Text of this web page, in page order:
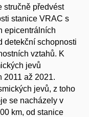
stručně předvést
stanice VRAC s
epicentrálních
detekční schopnosti
vztahů. K
jevů
2011 až 2021.
jevů, z toho
se nacházely v
km, od stanice